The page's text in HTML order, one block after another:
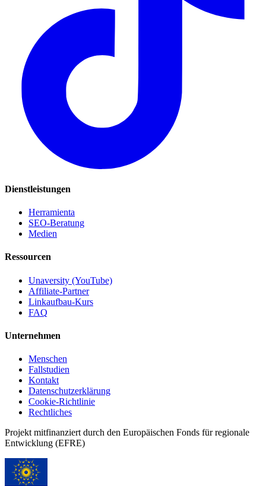
Dienstleistungen
Herramienta
SEO-Beratung
Medien
Ressourcen
Unaversity (YouTube)
Affiliate-Partner
Linkaufbau-Kurs
FAQ
Unternehmen
Menschen
Fallstudien
Kontakt
Datenschutzerklärung
Cookie-Richtlinie
Rechtliches
Projekt mitfinanziert durch den Europäischen Fonds für regionale
Entwicklung (EFRE)